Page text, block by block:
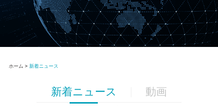
ホーム > 新着ニュース
新着ニュース 動画